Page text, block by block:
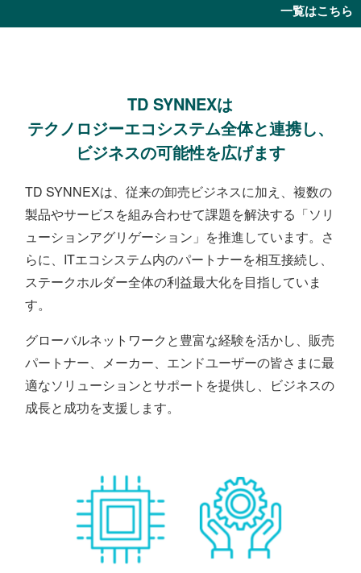
一覧はこちら
TD SYNNEXは
テクノロジーエコシステム全体と連携し、
ビジネスの可能性を広げます
TD SYNNEXは、従来の卸売ビジネスに加え、複数の
製品やサービスを組み合わせて課題を解決する「ソリ
ューションアグリゲーション 」を推進しています。 さ
らに、ITエコシステム内のパートナーを相互接続し、
ステークホルダー全体の利益最大化を目指していま
す。
グローバルネットワークと豊富な経験を活かし、販売
パートナー、メーカー、エンドユーザーの皆さまに最
適なソリューションとサポートを提供し、ビジネスの
成長と成功を支援します。